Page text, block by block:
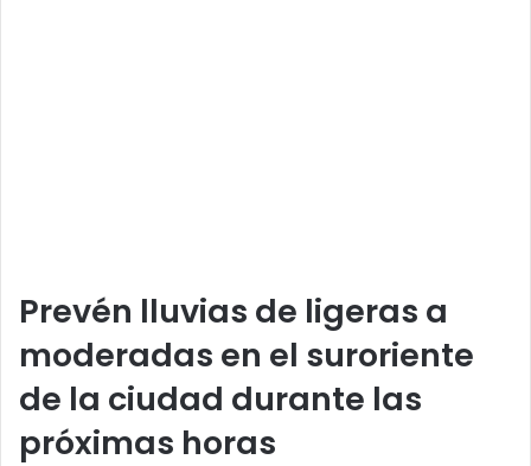
Prevén lluvias de ligeras a
moderadas en el suroriente
de la ciudad durante las
próximas horas